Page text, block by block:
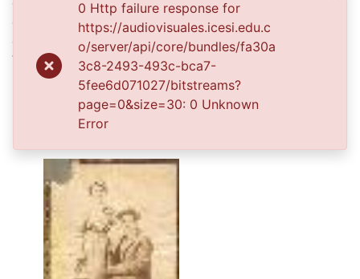
esfuerzos para su conservación, preservación y
divulgación del Archivo entre la comunidad
Vallecaucana, especialmente entre los estudiantes e
investigadores que visitan la Biblioteca, propiciando el
su uso y consulta permanente. La universidad Icesi es
un colaborador en el proceso de difusión, facilitando
0 Http failure response for
https://audiovisuales.icesi.edu.c
o/server/api/core/bundles/fa30a
3c8-2493-493c-bca7-
5fee6d071027/bitstreams?
page=0&size=30: 0 Unknown
Error